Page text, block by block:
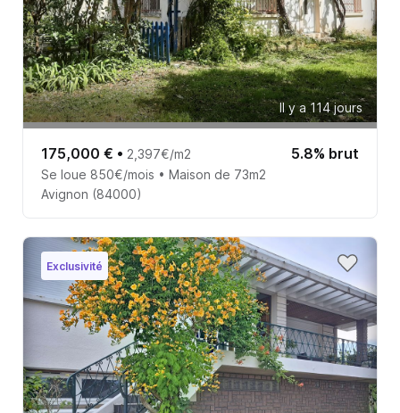
Il y a 114 jours
175,000 € • 2,397€/m2 5.8% brut
Se loue 850€/mois • Maison de 73m2
Avignon (84000)
Exclusivité